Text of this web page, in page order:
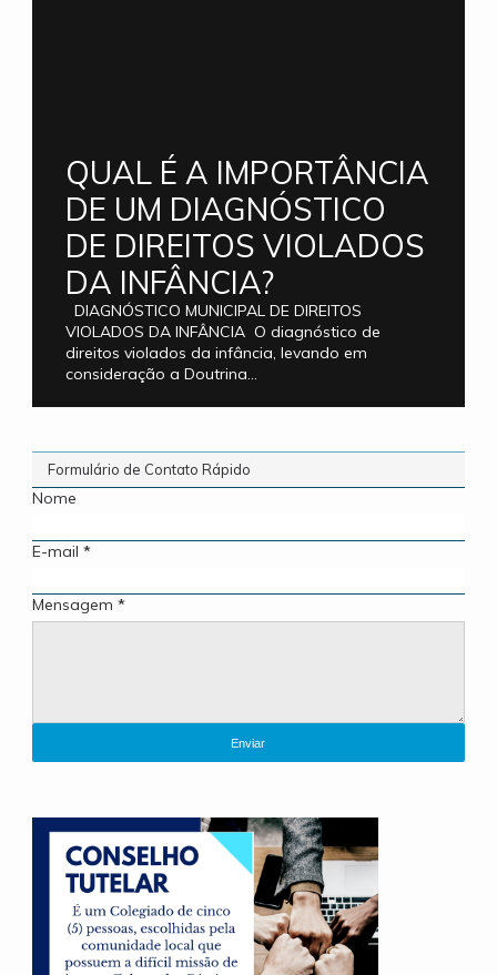
QUAL É A IMPORTÂNCIA
DE UM DIAGNÓSTICO
DE DIREITOS VIOLADOS
DA INFÂNCIA?
DIAGNÓSTICO MUNICIPAL DE DIREITOS
VIOLADOS DA INFÂNCIA O diagnóstico de
direitos violados da infância, levando em
consideração a Doutrina...
Formulário de Contato Rápido
Nome
E-mail *
Mensagem *